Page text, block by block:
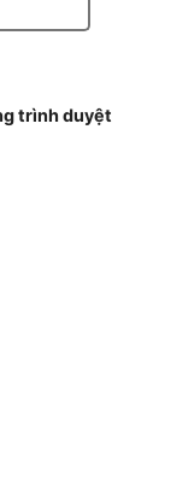
trình duyệt